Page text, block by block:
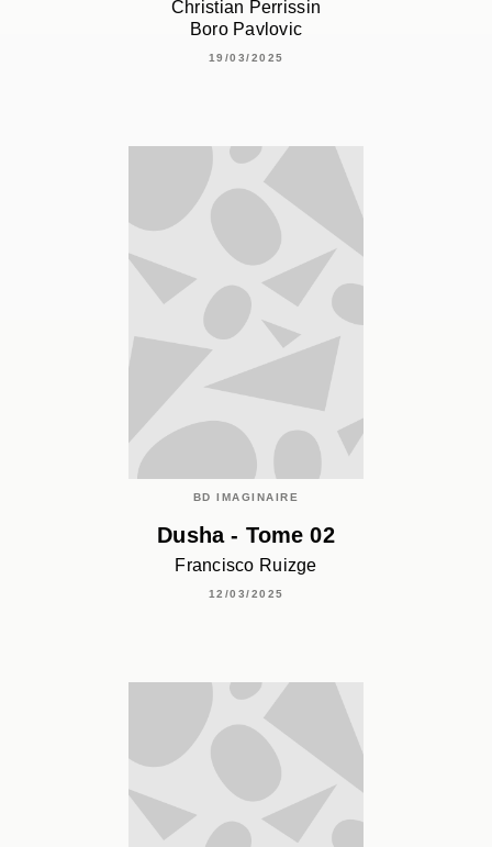
Christian Perrissin
Boro Pavlovic
19/03/2025
BD IMAGINAIRE
Dusha - Tome 02
Francisco Ruizge
12/03/2025